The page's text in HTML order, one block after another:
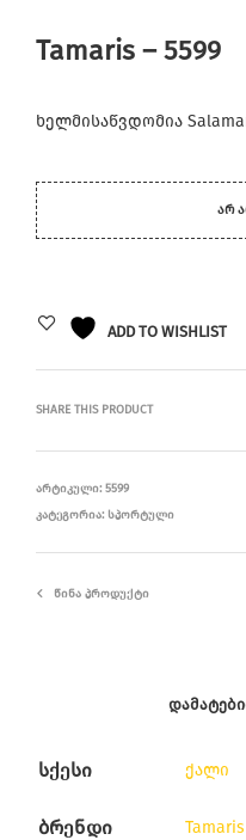
Tamaris – 5599
ხელმისაწვდომია
ᲐᲠ
ADD TO WISHLIST
SHARE THIS PRODUCT
ᲐᲠᲢᲘᲙᲣᲚᲘ: 5599
ᲙᲐᲢᲔᲒᲝᲠᲘᲐ: ᲡᲞᲝᲠᲢᲣᲚᲘ
ᲬᲘᲜᲐ ᲞᲠᲝᲓᲣᲥᲢᲘ
სქესი ქალი
ბრენდი Tamaris